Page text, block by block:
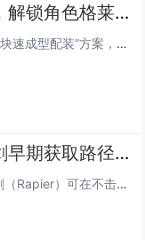
第一后裔终极模块速成型配装，解锁角色格莱后的低成本毕业Build方案
本文介绍《第一后裔》中角色格莱的“终极模块速成型配装”方案，主打低成本、高效率达成毕业强度，该Build围绕格莱的高机动...
艾尔登法环，黄金树幽影反手剑早期获取路径，无需击败Boss，10分钟跑图拿到DLC强力武器
《艾尔登法环》DLC“黄金树幽影”中，反手剑（Rapier）可在不击败任何Boss的前提下，通过约10分钟的高效跑图流程...